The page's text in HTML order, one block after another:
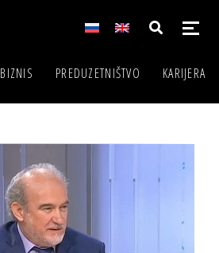
BIZNIS PREDUZETNIŠTVO KARIJERA